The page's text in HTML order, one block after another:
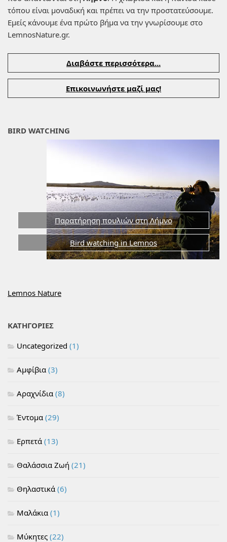
τόπου είναι μοναδική και πρέπει να την προστατεύσουμε.
Εμείς κάνουμε ένα πρώτο βήμα να την γνωρίσουμε στο
LemnosNature.gr.
Διαβάστε περισσότερα...
Επικοινωνήστε μαζί μας!
BIRD WATCHING
Παρατήρηση πουλιών στη Λήμνο
Bird watching in Lemnos
Lemnos Nature
ΚΑΤΗΓΟΡΙΕΣ
Uncategorized (1)
Αμφίβια (3)
Αραχνίδια (8)
Έντομα (29)
Ερπετά (13)
Θαλάσσια Ζωή (21)
Θηλαστικά (6)
Μαλάκια (1)
Μύκητες (22)